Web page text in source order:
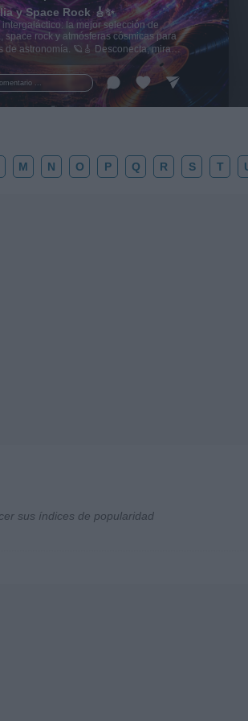
...
y Space Rock 🎸✨
intergaláctico: la mejor selección de
space rock y atmósferas cósmicas para
de astronomía. 🪐🎸 Desconecta, mira
y siente la gravedad cero. 💾 ¡Guarda
para tu próxima noche estrellada!
M N O P Q R S T
sus índices de popularidad